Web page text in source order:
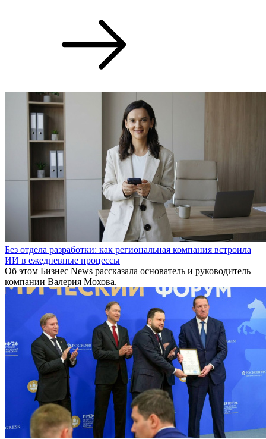
Без отдела разработки: как региональная компания встроила
ИИ в ежедневные процессы
Об этом Бизнес News рассказала основатель и руководитель
компании Валерия Мохова.